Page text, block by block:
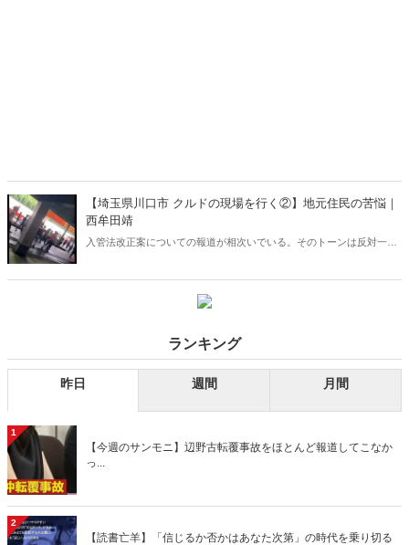
【埼玉県川口市 クルドの現場を行く②】地元住民の苦悩｜
西牟田靖
入管法改正案についての報道が相次いでいる。そのトーンは反対一
迷惑・犯罪行為に困る地元住民の声はほぼ封殺されたままだ。
ランキング
昨日 週間 月間
1
【今週のサンモニ】辺野古転覆事故をほとんど報道してこなか
っ...
2
【読書亡羊】「信じるか否かはあなた次第」の時代を乗り切る